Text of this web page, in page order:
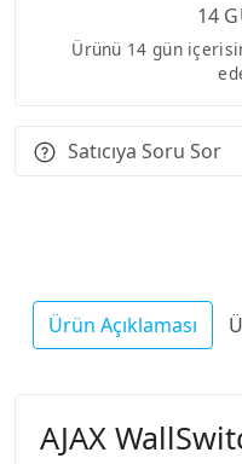
14
Ürünü 14 gün
Satıcıya Soru Sor
Ürün Açıklaması
AJAX